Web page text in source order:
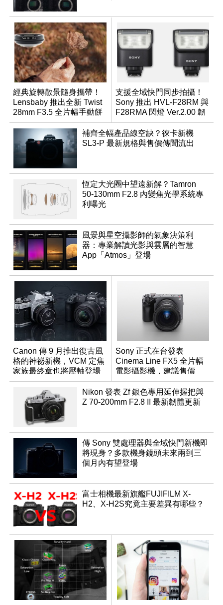
經典旋轉散景隨身攜帶！
Lensbaby 推出全新 Twist
28mm F3.5 全片幅手動餅
乾鏡
支援全域快門同步拍攝！
Sony 推出 HVL-F28RM 與
F28RMA 閃燈 Ver.2.00 韌
體
補齊全幅產品線空缺？徠卡新機
SL3-P 最新規格與售價傳聞流出
恆定大光圈中望遠新解？Tamron
50-130mm F2.8 內變焦光學系統專
利曝光
風景與星空攝影師的氣象決策利
器：專業解讀光影與雲層的智慧
App「Atmos」登場
Canon 傳 9 月推出復古風
格的神祕新機，VCM 定焦
家族最終章也將壓軸登場
Sony 正式在台發表
Cinema Line FX5 全片幅
電影攝影機，建議售價
NT$144,980
Nikon 發表 Zf 銀色專用延伸握把與
Z 70-200mm F2.8 II 最新韌體更新
傳 Sony 雙處理器與全域快門新機即
將現身？多款機身鏡頭未來兩到三
個月內有望登場
富士相機最新旗艦FUJIFILM X-
H2、X-H2S究竟主要差異有哪些？